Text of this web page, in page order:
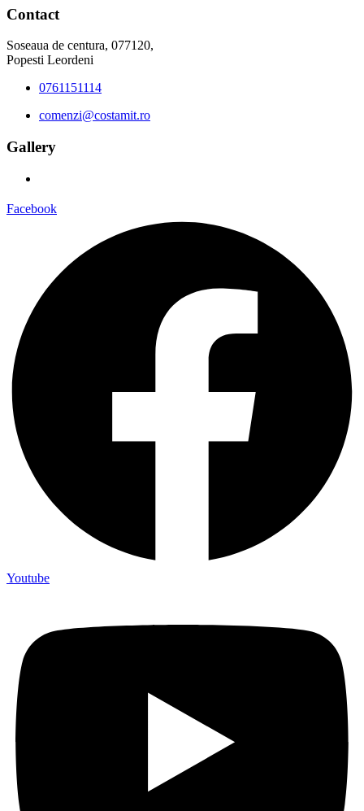
Contact
Soseaua de centura, 077120,
Popesti Leordeni
0761151114
comenzi@costamit.ro
Gallery
Facebook
Youtube